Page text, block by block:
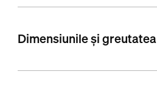
Dimensiunile și